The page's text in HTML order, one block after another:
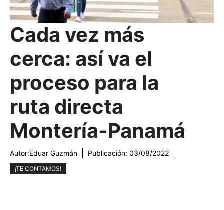
Cada vez más
cerca: así va el
proceso para la
ruta directa
Montería-Panamá
Autor:Eduar Guzmán Publicación: 03/08/2022
¡TE CONTAMOS!